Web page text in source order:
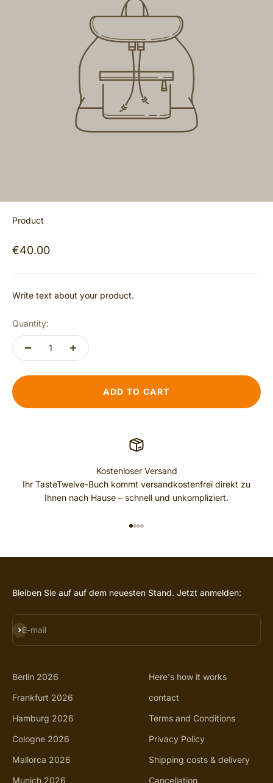
Product
€40.00
Write text about your product.
Quantity:
ADD TO CART
Kostenloser Versand
Ihr TasteTwelve-Buch kommt versandkostenfrei direkt zu
Ihnen nach Hause – schnell und unkompliziert.
Bleiben Sie auf auf dem neuesten Stand. Jetzt anmelden:
E-mail
SUBSCRIBE
Berlin 2026
Frankfurt 2026
Hamburg 2026
Cologne 2026
Mallorca 2026
Munich 2026
Here's how it works
contact
Terms and Conditions
Privacy Policy
Shipping costs & delivery
Cancellation